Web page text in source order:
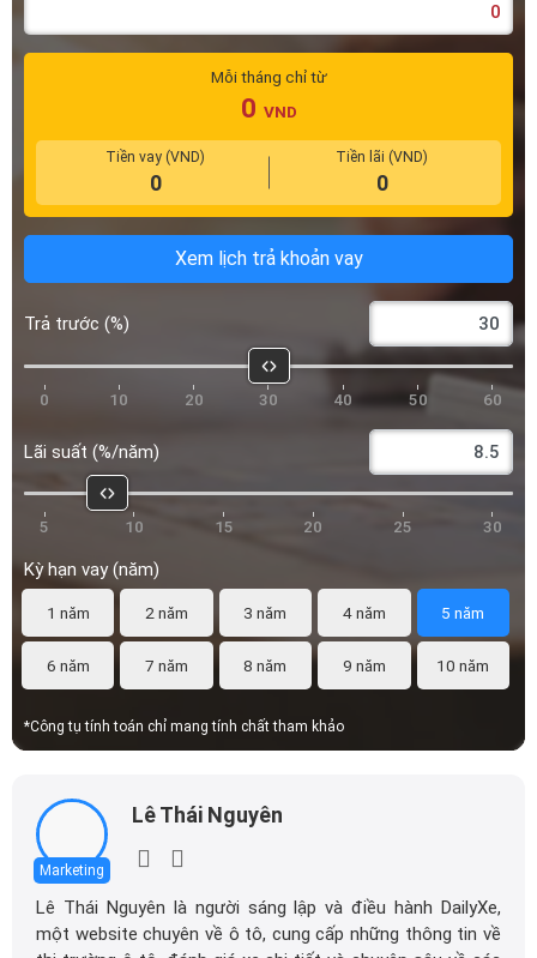
Mỗi tháng chỉ từ
0 VND
Tiền vay (VND)
0
Tiền lãi (VND)
0
Xem lịch trả khoản vay
Trả trước (%)
0 10 20 30 40 50 60
Lãi suất (%/năm)
5 10 15 20 25 30
Kỳ hạn vay (năm)
1 năm 2 năm 3 năm 4 năm 5 năm
6 năm 7 năm 8 năm 9 năm 10 năm
*Công tụ tính toán chỉ mang tính chất tham khảo
Marketing
Lê Thái Nguyên
Lê Thái Nguyên là người sáng lập và điều hành DailyXe,
một website chuyên về ô tô, cung cấp những thông tin về